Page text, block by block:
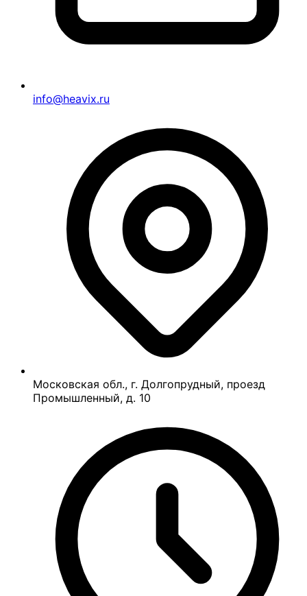
info@heavix.ru
Московская обл., г. Долгопрудный, проезд
Промышленный, д. 10